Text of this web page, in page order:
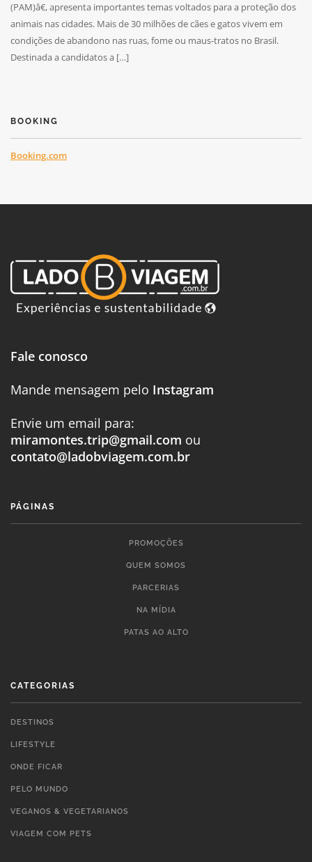
(PAM)â€, apresenta importantes temas voltados para a proteção dos
animais nas cidades. Mais de 30 milhões de cães e gatos vivem em
condições de abandono nas ruas, fome ou maus-tratos no Brasil.
Destinada a candidatos a […]
BOOKING
Booking.com
Fale conosco
Mande mensagem pelo Instagram
Envie um email para:
miramontes.trip@gmail.com ou
contato@ladobviagem.com.br
PÁGINAS
PROMOÇÕES
QUEM SOMOS
PARCERIAS
NA MÍDIA
PATAS AO ALTO
CATEGORIAS
DESTINOS
LIFESTYLE
ONDE FICAR
PELO MUNDO
VEGANOS & VEGETARIANOS
VIAGEM COM PETS